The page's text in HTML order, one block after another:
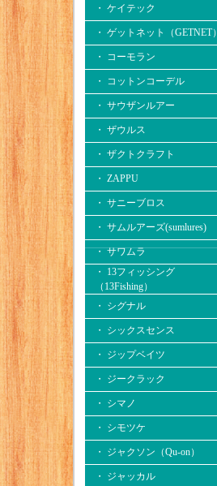
・ ケイテック
・ ゲットネット（GETNET）
・ コーモラン
・ コットンコーデル
・ サウザンルアー
・ ザウルス
・ ザクトクラフト
・ ZAPPU
・ サニーブロス
・ サムルアーズ(sumlures)
・ サワムラ
・ 13フィッシング
（13Fishing）
・ シグナル
・ シックスセンス
・ ジップベイツ
・ ジークラック
・ シマノ
・ シモツケ
・ ジャクソン（Qu-on）
・ ジャッカル